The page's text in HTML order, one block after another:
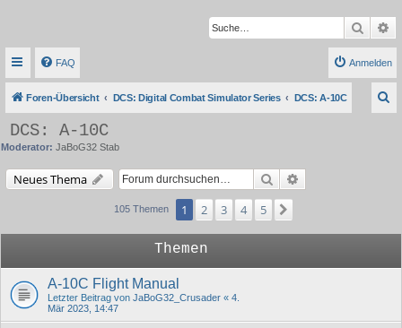
Suche
FAQ Anmelden
Foren-Übersicht DCS: Digital Combat Simulator Series DCS: A-10C
DCS: A-10C
Moderator: JaBoG32 Stab
Neues Thema Suche
105 Themen 1 2 3 4 5
Themen
A-10C Flight Manual
Letzter Beitrag von JaBoG32_Crusader « 4.
Mär 2023, 14:47